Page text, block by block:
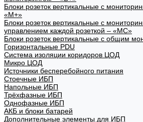
Блоки розеток вертикальные с
«М+»
Блоки розеток вертикальные с
управлением каждой розеткой – «МС»
Блоки розеток вертикальные с общим
Горизонтальные PDU
Система изоляции коридоров ЦОД
Микро ЦОД
Источники бесперебойного питания
Стоечные ИБП
Напольные ИБП
Трёхфазные ИБП
Однофазные ИБП
АКБ и блоки батарей
Дополнительные элементы для ИБП